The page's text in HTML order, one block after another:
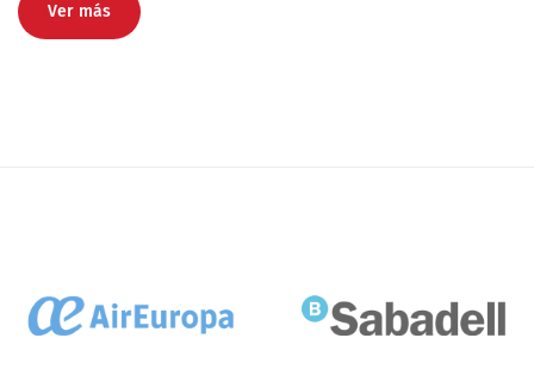
Ver más